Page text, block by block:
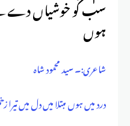
سب کو خوشیاں دے کے
ہوں
شاعری:۔ سید محمود شاہ
درد میں ہوں مبتلا میں دل میں